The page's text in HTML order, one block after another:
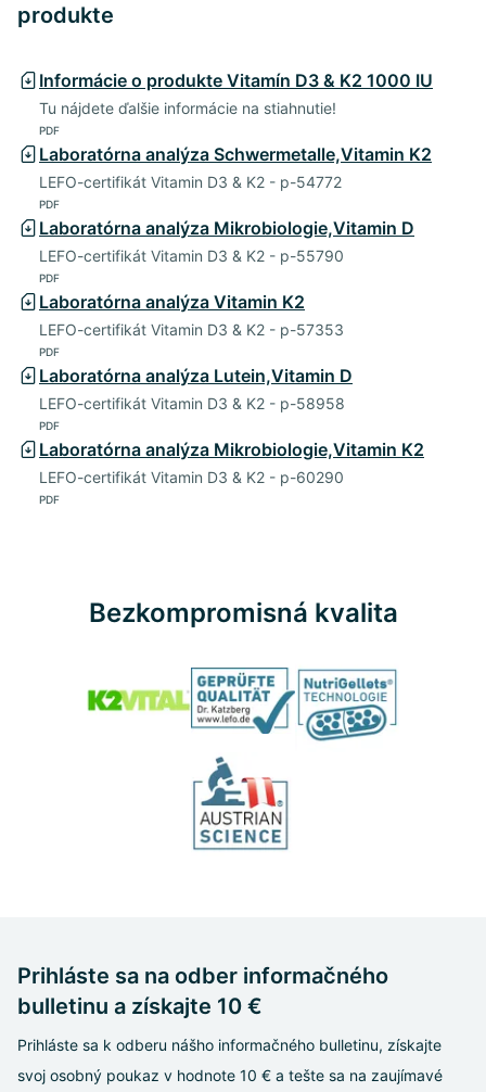
produkte
Informácie o produkte Vitamín D3 & K2 1000 IU
Tu nájdete ďalšie informácie na stiahnutie!
PDF
Laboratórna analýza Schwermetalle,Vitamin K2
LEFO-certifikát Vitamin D3 & K2 - p-54772
PDF
Laboratórna analýza Mikrobiologie,Vitamin D
LEFO-certifikát Vitamin D3 & K2 - p-55790
PDF
Laboratórna analýza Vitamin K2
LEFO-certifikát Vitamin D3 & K2 - p-57353
PDF
Laboratórna analýza Lutein,Vitamin D
LEFO-certifikát Vitamin D3 & K2 - p-58958
PDF
Laboratórna analýza Mikrobiologie,Vitamin K2
LEFO-certifikát Vitamin D3 & K2 - p-60290
PDF
Bezkompromisná kvalita
Prihláste sa na odber informačného
bulletinu a získajte 10 €
Prihláste sa k odberu nášho informačného bulletinu, získajte
svoj osobný poukaz v hodnote 10 € a tešte sa na zaujímavé